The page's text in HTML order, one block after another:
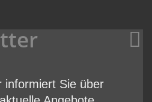
informiert Sie über